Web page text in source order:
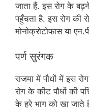
जाता हैं. इस रोग के
पहुँचता है. इस रोग की
मोनोक्रोटोफास या
पर्ण सुरंगक
राजमा में पौधों में इस
रोग के कीट पौधों की
के हरे भाग को खा जाते